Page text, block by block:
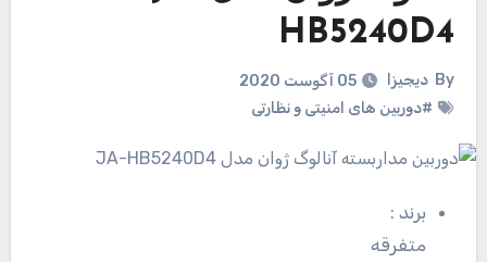
HB5240D4
By دیجیزا
05 آگوست 2020
#دوربین های امنیتی و نظارتی
برند:
متفرقه